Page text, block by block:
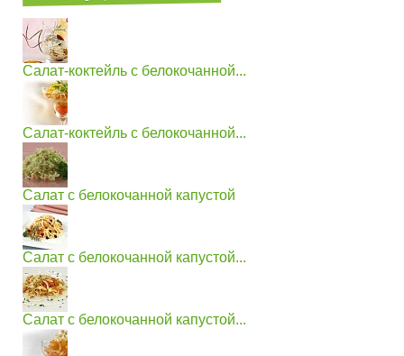
Салат-коктейль с белокочанной...
Салат-коктейль с белокочанной...
Салат с белокочанной капустой
Салат с белокочанной капустой...
Салат с белокочанной капустой...